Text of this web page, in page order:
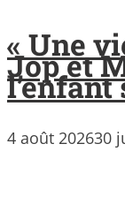
« Une
Jop et
4 août 202630